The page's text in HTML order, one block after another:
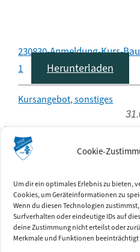
Cookie-
Um dir ein optimales Erlebnis zu bieten,
Cookies, um Geräteinformationen zu
Wenn du diesen Technologien
Surfverhalten oder eindeutige IDs auf
deine Zustimmung nicht erteilst oder
Merkmale und Funktionen beeinträchtigt
230830-Anmeldung-Kurs-
1
Herunterladen
Kursangebot, sonstiges
Kontakt
TSGV Hattenhofen e.V.
Ringstr. 3
73110 Hattenhofen
Social